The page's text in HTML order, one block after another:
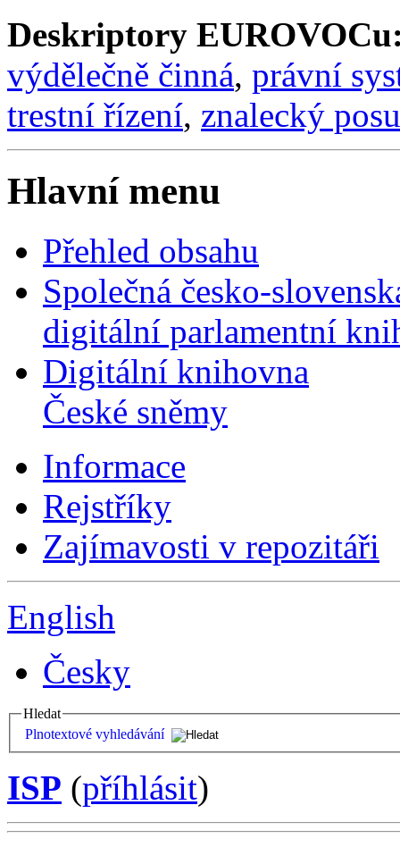
Deskriptory
výdělečně činná, právní
trestní řízení, znalecký
Hlavní menu
Přehled obsahu
Společná česko-
digitální parlamentní
Digitální knihovna
České sněmy
Informace
Rejstříky
Zajímavosti v repozitáři
English
Česky
Hledat
Plnotextové vyhledávání
ISP (příhlásit)